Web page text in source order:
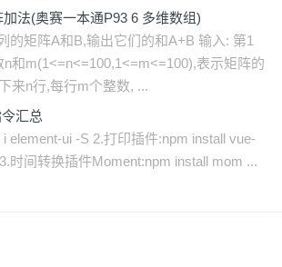
加法(奥赛一本通P93 6 多维数组)
的矩阵A和B,输出它们的和A+B 输入: 第1
和m(1<=n<=100,1<=m<=100),表示矩阵的
来n行,每行m个整数, ...
汇总
i element-ui -S 2.打印插件:npm install vue-
时间转换插件Moment:npm install mom ...